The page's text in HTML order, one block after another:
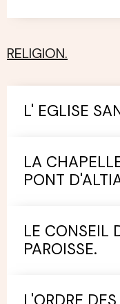
RELIGION.
L' EGLISE
LA
PONT
LE CONSEIL
PAROISSE.